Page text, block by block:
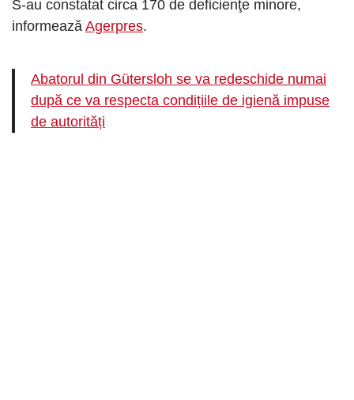
S-au constatat circa 170 de deficienţe minore,
informează Agerpres.
Abatorul din Gütersloh se va redeschide numai
după ce va respecta condițiile de igienă impuse
de autorități